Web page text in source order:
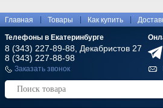
Главная Товары Как купить
Телефоны в Екатеринбурге
8 (343) 227-89-88, Декабристов 27
8 (343) 227-88-98
Заказать звонок